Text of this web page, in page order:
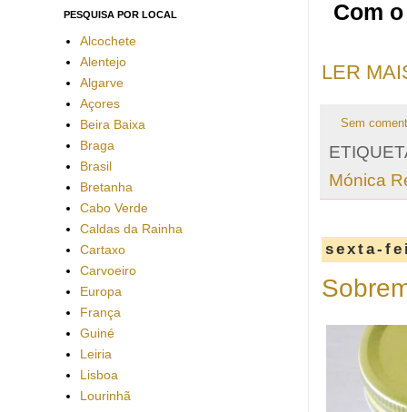
Com
LER
Sem
Mónica
sexta-
PESQUISA POR LOCAL
Alcochete
Alentejo
Algarve
Açores
Beira Baixa
Braga
Brasil
Bretanha
Cabo Verde
Caldas da Rainha
Cartaxo
Carvoeiro
Europa
França
Guiné
Leiria
Lisboa
Lourinhã